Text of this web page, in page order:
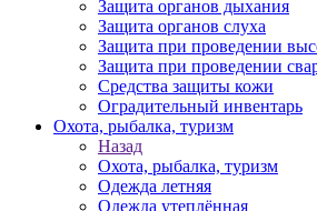
Защита органов дыхания
Защита органов слуха
Защита при проведении
Защита при проведении
Средства защиты кожи
Оградительный инвентарь
Охота, рыбалка, туризм
Назад
Охота, рыбалка, туризм
Одежда летняя
Одежда утеплённая